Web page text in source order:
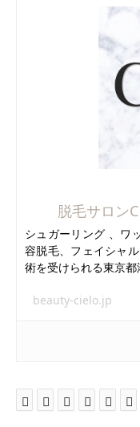
脱毛サロン
シュガーリング 、ワ
容脱毛、フェイシャ
術を受けられる東京都
beauty-cielo.jp